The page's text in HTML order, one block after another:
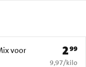
voor
Prijs:
299
€ 9,97 per
9,97/kilo